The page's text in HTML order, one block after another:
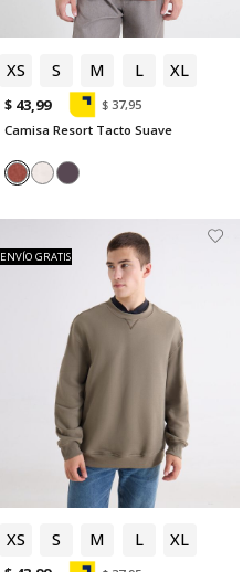
XS S M L XL
$ 43,99
$ 37,95
Camisa Resort Tacto Suave
XS S M L XL
ENVÍO GRATIS